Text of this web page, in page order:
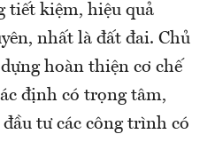
tiết kiệm, hiệu quả
nhất là đất đai. Chủ
hoàn thiện cơ chế
định có trọng tâm,
tư các công trình có